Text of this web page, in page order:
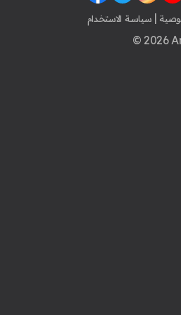
| سياسة الاستخدام
© 2026